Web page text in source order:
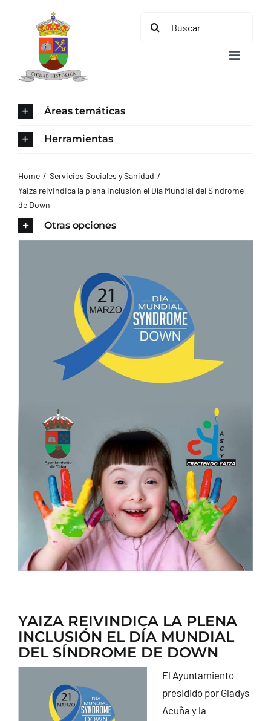
contenido
Buscar:
Toggle
AYUNTAMIENTO
Áreas temáticas
Herramientas
Home
Servicios Sociales y Sanidad
Yaiza reivindica la plena inclusión el Día Mundial del Síndrome
de Down
Otras opciones
YAIZA REIVINDICA LA PLENA
INCLUSIÓN EL DÍA MUNDIAL
DEL SÍNDROME DE DOWN
El Ayuntamiento
presidido por Gladys
Acuña y la